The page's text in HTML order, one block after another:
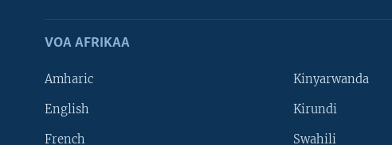
NU HORDOFAA
VOA AFRIKAA
Amharic
English
French
Kinyarwanda
Kirundi
Swahili